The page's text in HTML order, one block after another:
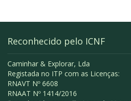
Reconhecido pelo ICNF
Caminhar & Explorar, Lda
Registada no ITP com as Licenças:
RNAVT Nº 6608
RNAAT Nº 1414/2016